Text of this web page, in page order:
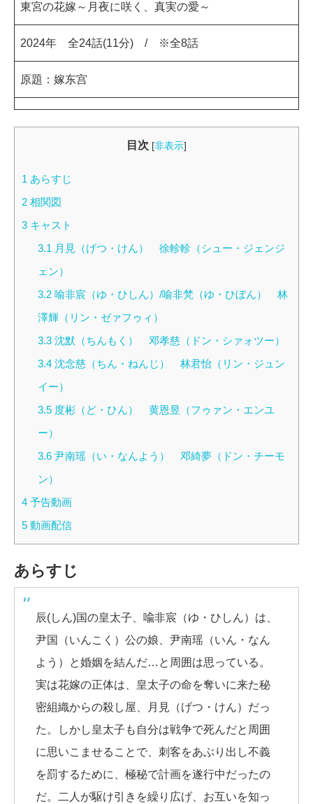
東宮の花嫁～月夜に咲く、真実の愛～
2024年 全24話(11分) / ※全8話
原題：嫁东宫
目次 [非表示]
1 あらすじ
2 相関図
3 キャスト
3.1 月見（げつ・けん） 徐軫軫（シュー・ジェンジ
ェン）
3.2喻非宸（ゆ・ひしん）/喻非梵（ゆ・ひぼん） 林
澤輝（リン・ゼァフゥィ）
3.3沈默（ちんもく） 邓孝慈（ドン・シァォツー）
3.4沈念慈（ちん・ねんじ） 林君怡（リン・ジュン
イー）
3.5度彬（ど・ひん） 黄恩昱（フゥァン・エンユ
ー）
3.6尹南瑶（い・なんよう） 邓綺夢（ドン・チーモ
ン）
4 予告動画
5 動画配信
あらすじ
辰(しん)国の皇太子、喩非宸（ゆ・ひしん）は、
尹国（いんこく）公の娘、尹南瑶（いん・なん
よう）と婚姻を結んだ…と周囲は思っている。
実は花嫁の正体は、皇太子の命を奪いに来た秘
密組織からの殺し屋、月見（げつ・けん）だっ
た。しかし皇太子も自分は戦争で死んだと周囲
に思いこませることで、刺客をあぶり出し不義
を罰するために、極秘で計画を遂行中だったの
だ。二人が駆け引きを繰り広げ、お互いを知っ